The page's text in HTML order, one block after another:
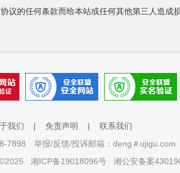
议的任何条款而给本站或任何其他第三人造成
我们 | 免责声明 | 联系我们
7898 举报/反馈/投诉邮箱：deng＃ujigu.com
湘ICP备19018096号 湘公安备案